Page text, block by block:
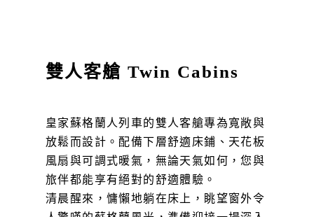
雙人客艙 Twin Cabins
皇家蘇格蘭人列車的雙人客艙專為寬敞與
放鬆而設計。配備下層舒適床鋪、天花板
風扇與可調式暖氣，無論天氣如何，您與
旅伴都能享有絕對的舒適體驗。
清晨醒來，慵懶地躺在床上，眺望窗外令